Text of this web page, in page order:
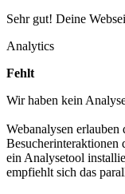
Sehr gut! Deine
Analytics
Fehlt
Wir haben kein
Webanalysen
Besucherinteraktionen
ein Analysetool
empfiehlt sich das